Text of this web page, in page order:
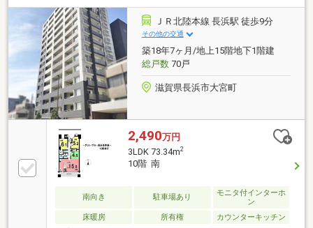
ＪＲ北陸本線 長浜駅 徒歩9分
その他の交通
築18年7ヶ月/地上15階地下1階建
総戸数70戸
滋賀県長浜市大宮町
2,490万円
3LDK 73.34m2
10階 南
南向き 駐車場あり
モニタ付インターホ
ン
床暖房
所有権 カウンターキッチン